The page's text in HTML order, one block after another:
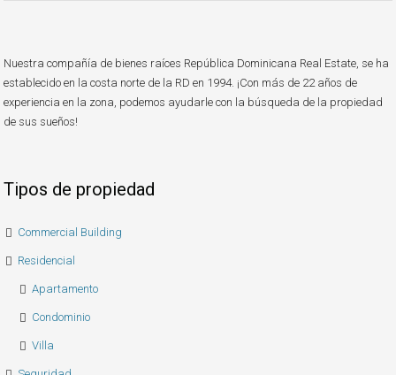
Nuestra compañía de bienes raíces República Dominicana Real Estate, se ha
establecido en la costa norte de la RD en 1994. ¡Con más de 22 años de
experiencia en la zona, podemos ayudarle con la búsqueda de la propiedad
de sus sueños!
Tipos de propiedad
Commercial Building
Residencial
Apartamento
Condominio
Villa